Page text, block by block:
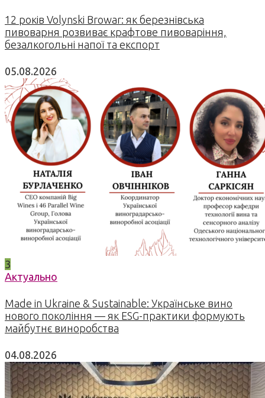
12 років Volynski Browar: як березнівська
пивоварня розвиває крафтове пивоваріння,
безалкогольні напої та експорт
05.08.2026
3
Актуально
Made in Ukraine & Sustainable: Українське вино
нового покоління — як ESG-практики формують
майбутнє виноробства
04.08.2026